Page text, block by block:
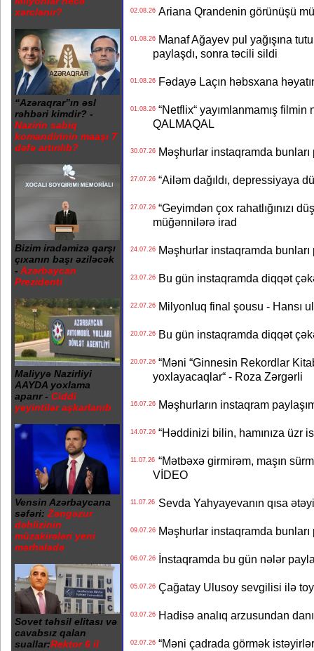
xərclənir?
“Azəraqrar”ın əsl
rəhbəri kimdir? -
Nazirin sabiq
komandirinin maaşı 7
dəfə artırılıb?
Bizim iradəmizə qarşı
çıxanın başı əziləcək
- Azərbaycan
Prezidenti
Maliyyə Nazirliyi
AAYDA yoxlama
aparır - Ciddi
yeyintilər aşkarlanıb
Vensin Azərbaycana
səfəri: Zəngəzur
dəhlizinin
müzakirələri yeni
mərhələdə
Sovet təhsil elitası və
cavabsız qalan
suallar:Rektor 6 il
02.08.26Ariana Qrandenin görünüşü
01.08.26Manaf Ağayev pul yağışına
paylaşdı, sonra təcili sildi
01.08.26Fədayə Laçın həbsxana
01.08.26“Netflix“ yayımlanmamış
QALMAQAL
30.07.26Məşhurlar instaqramda bunları
27.07.26“Ailəm dağıldı, depressiyaya
27.07.26“Geyimdən çox rahatlığınızı
müğənnilərə irad
24.07.26Məşhurlar instaqramda bunları
23.07.26Bu gün instaqramda diqqət
22.07.26Milyonluq final şousu - Hansı
20.07.26Bu gün instaqramda diqqət
20.07.26“Məni “Ginnesin Rekordlar
yoxlayacaqlar“ - Roza Zərgərli
16.07.26Məşhurların instaqram
14.07.26“Həddinizi bilin, hamınıza üzr
11.07.26“Mətbəxə girmirəm, maşın
VİDEO
11.07.26Sevda Yahyayevanın qısa
09.07.26Məşhurlar instaqramda bunları
06.07.26İnstaqramda bu gün nələr
05.07.26Çağatay Ulusoy sevgilisi ilə
03.07.26Hadisə analıq arzusundan
02.07.26“Məni çadrada görmək